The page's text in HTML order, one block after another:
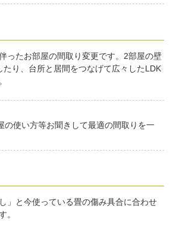
ったお部屋の間取り変更です。2部屋の壁
たり、台所と居間をつなげて広々したLDK
の使い方等お聞きして最適の間取りを一
」と今使っている畳の傷み具合に合わせ
。